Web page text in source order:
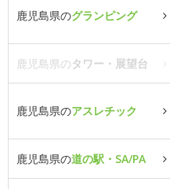
鹿児島県のグランピング
鹿児島県のタワー・展望台
鹿児島県のアスレチック
鹿児島県の道の駅・SA/PA